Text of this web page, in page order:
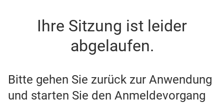
SSO Single-Sign-On der
Ihre Sitzung ist leider
abgelaufen.
Bitte gehen Sie zurück zur Anwendung
und starten Sie den Anmeldevorgang